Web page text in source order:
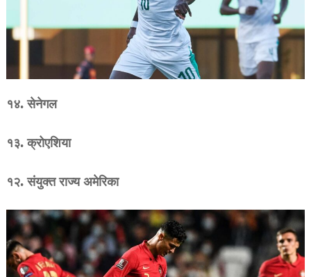
१४. सेनेगल
१३. क्रोएशिया
१२. संयुक्त राज्य अमेरिका